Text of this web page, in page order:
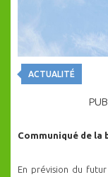
ACTUALITÉ
Communiqué de la
En prévision du